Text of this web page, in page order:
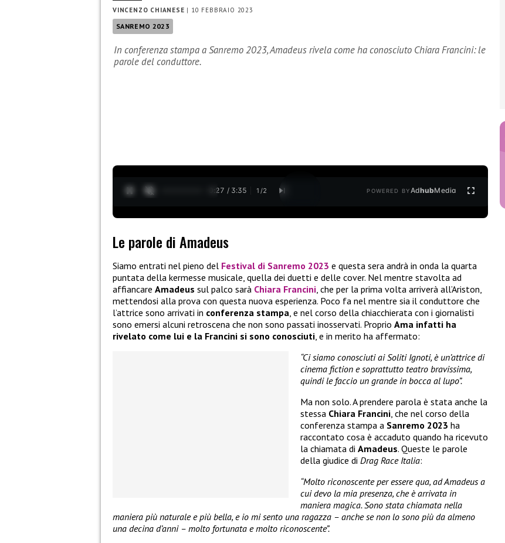
VINCENZO CHIANESE | 10 FEBBRAIO 2023
SANREMO 2023
In conferenza stampa a Sanremo 2023, Amadeus rivela come ha conosciuto Chiara Francini: le
parole del conduttore.
0:28 / 3:35 1 /2 POWERED BYAdhubMedia
Le parole di Amadeus
Siamo entrati nel pieno del Festival di Sanremo 2023 e questa sera andrà in onda la quarta
puntata della kermesse musicale, quella dei duetti e delle cover. Nel mentre stavolta ad
affiancare Amadeus sul palco sarà Chiara Francini, che per la prima volta arriverà all’Ariston,
mettendosi alla prova con questa nuova esperienza. Poco fa nel mentre sia il conduttore che
l’attrice sono arrivati in conferenza stampa, e nel corso della chiacchierata con i giornalisti
sono emersi alcuni retroscena che non sono passati inosservati. Proprio Ama infatti ha
rivelato come lui e la Francini si sono conosciuti, e in merito ha affermato:
“Ci siamo conosciuti ai Soliti Ignoti, è un’attrice di
cinema fiction e soprattutto teatro bravissima,
quindi le faccio un grande in bocca al lupo”.
Ma non solo. A prendere parola è stata anche la
stessa Chiara Francini, che nel corso della
conferenza stampa a Sanremo 2023 ha
raccontato cosa è accaduto quando ha ricevuto
la chiamata di Amadeus. Queste le parole
della giudice di Drag Race Italia:
“Molto riconoscente per essere qua, ad Amadeus a
cui devo la mia presenza, che è arrivata in
maniera magica. Sono stata chiamata nella
maniera più naturale e più bella, e io mi sento una ragazza – anche se non lo sono più da almeno
una decina d’anni – molto fortunata e molto riconoscente”.